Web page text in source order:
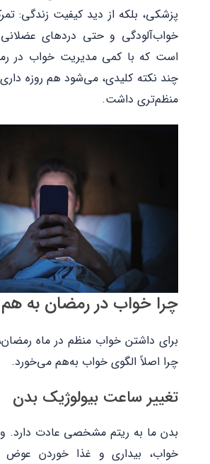
پزشکی، بلکه از دید کیفیت زندگی:
خواب‌آلودگی و حتی دردهای
است که با کمی مدیریت خواب در
چند نکته کلیدی، می‌شود هم روزه
منظم‌تری داشت.
چرا خواب در رمضان به
برای داشتن خواب منظم در ماه رمضان،
چرا اصلاً الگوی خواب به‌هم می‌خورد.
تغییر ساعت بیولوژیک بدن
بدن ما به ریتم مشخصی عادت دارد.
خواب، بیداری و غذا خوردن